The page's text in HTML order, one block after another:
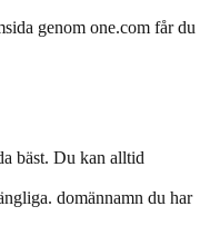
genom one.com får du
bäst. Du kan alltid
domännamn du har